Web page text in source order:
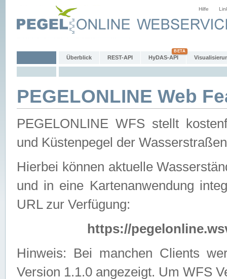
Hilfe
Überblick REST-API HyDAS-API
PEGELONLINE Web
PEGELONLINE WFS stellt
und Küstenpegel der
Hierbei können aktuelle
und in eine Kartenanwendung
URL zur Verfügung:
https://
Hinweis: Bei manchen Clients
Version 1.1.0 angezeigt. Um WFS